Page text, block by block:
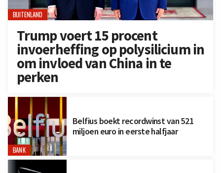
BUITENLAND
Trump voert 15 procent
invoerheffing op polysilicium in
om invloed van China in te
perken
BANK
Belfius boekt recordwinst van 521
miljoen euro in eerste halfjaar